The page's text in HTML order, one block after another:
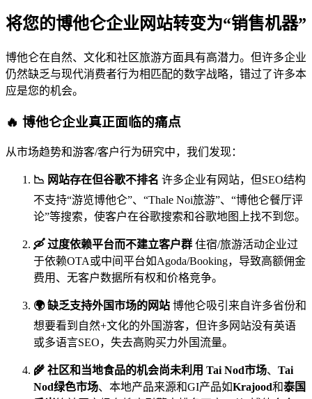
将您的博他仑企业网站转变为“销售机器”
博他仑在自然、文化和社区旅游方面具有高潜力。但许多企业
仍然缺乏与现代消费者行为相匹配的数字战略，错过了许多本
应是您的机会。
🔥 博他仑企业真正面临的痛点
从市场趋势和游客/客户行为研究中，我们发现：
📉 网站存在但谷歌不排名 许多企业有网站，但SEO结构
不支持“游览博他仑”、“Thale Noi旅游”、“博他仑餐厅评
论”等搜索，使客户在谷歌搜索和谷歌地图上找不到您。
🛶 过度依赖平台而不建立客户群 住宿/旅游活动企业过
于依赖OTA或中间平台如Agoda/Booking，导致高额佣金
费用、无客户数据所有权和价格竞争。
🌍 缺乏支持外国市场的网站 博他仑吸引来自许多省份和
想要看到自然+文化的外国游客，但许多网站没有英语
或多语言SEO，失去高购买力外国流量。
🌾 社区和当地食品的机会尚未利用 Tai Nod市场、 Tai
Nod绿色市场、本地产品来源和GI产品如Krajood和泰国